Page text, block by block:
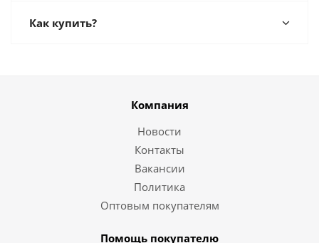
Как купить?
Компания
Новости
Контакты
Вакансии
Политика
Оптовым покупателям
Помощь покупателю